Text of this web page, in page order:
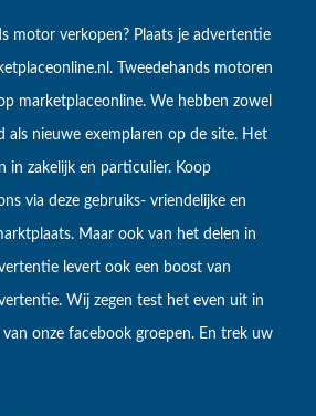
motor verkopen? Plaats je advertentie
Tweedehands motoren
marketplaceonline. We hebben zowel
als nieuwe exemplaren op de site. Het
in zakelijk en particulier. Koop
via deze gebruiks- vriendelijke en
Maar ook van het delen in
levert ook een boost van
Wij zegen test het even uit in
onze facebook groepen. En trek uw